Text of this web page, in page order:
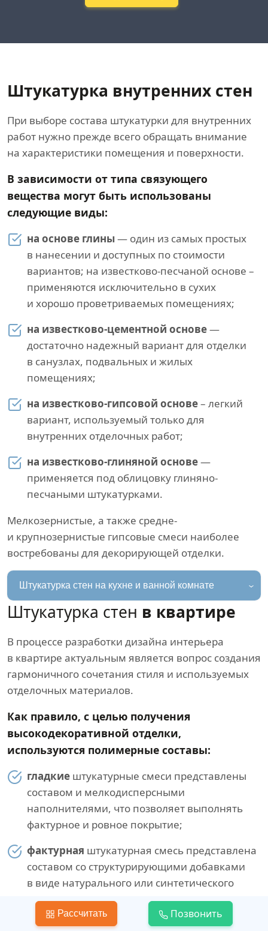
Штукатурка внутренних стен
При выборе состава штукатурки для внутренних
работ нужно прежде всего обращать внимание
на характеристики помещения и поверхности.
В зависимости от типа связующего
вещества могут быть использованы
следующие виды:
на основе глины — один из самых простых
в нанесении и доступных по стоимости
вариантов; на известково-песчаной основе –
применяются исключительно в сухих
и хорошо проветриваемых помещениях;
на известково-цементной основе—
достаточно надежный вариант для отделки
в санузлах, подвальных и жилых
помещениях;
на известково-гипсовой основе– легкий
вариант, используемый только для
внутренних отделочных работ;
на известково-глиняной основе—
применяется под облицовку глиняно-
песчаными штукатурками.
Мелкозернистые, а также средне-
и крупнозернистые гипсовые смеси наиболее
востребованы для декорирующей отделки.
Штукатурка стен на кухне и ванной комнате
Штукатурка стен в квартире
В процессе разработки дизайна интерьера
в квартире актуальным является вопрос создания
гармоничного сочетания стиля и используемых
отделочных материалов.
Как правило, с целью получения
высокодекоративной отделки,
используются полимерные составы:
гладкие штукатурные смеси представлены
составом и мелкодисперсными
наполнителями, что позволяет выполнять
фактурное и ровное покрытие;
фактурная штукатурная смесь представлена
составом со структурирующими добавками
в виде натурального или синтетического
волокна;
камешковаяштукатурная смесь
Рассчитать Позвонить